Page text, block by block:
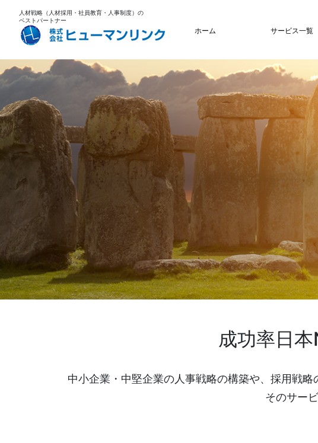
人材戦略（人材採用・社員教育・人事制度）の
ベストパートナー
ホーム サービス一覧
成功率日
中小企業・中堅企業の人事戦略の構築や、採用戦
そのサー